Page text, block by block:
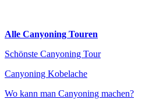
Alle Canyoning Touren
Schönste Canyoning Tour
Canyoning Kobelache
Wo kann man Canyoning machen?